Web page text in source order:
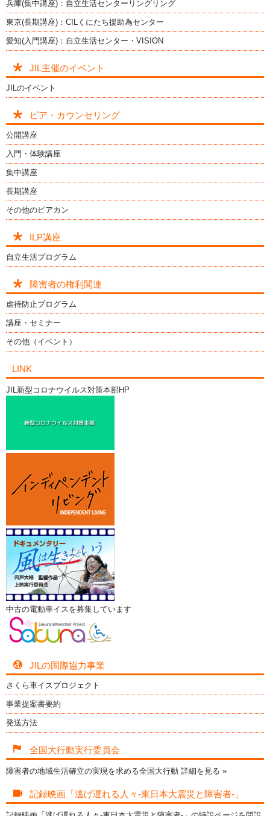
兵庫(集中講座)：自立生活センターリングリング
東京(長期講座)：CILくにたち援助為センター
愛知(入門講座)：自立生活センター・VISION
JIL主催のイベント
JILのイベント
ピア・カウンセリング
公開講座
入門・体験講座
集中講座
長期講座
その他のピアカン
ILP講座
自立生活プログラム
障害者の権利関連
虐待防止プログラム
講座・セミナー
その他（イベント）
LINK
JIL新型コロナウイルス対策本部HP
中古の電動車イスを募集しています
JILの国際協力事業
さくら車イスプロジェクト
事業提案書要約
発送方法
全国大行動実行委員会
障害者の地域生活確立の実現を求める全国大行動 詳細を見る »
記録映画「逃げ遅れる人々-東日本大震災と障害者-」